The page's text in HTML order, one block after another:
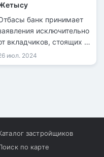
банк принимает
исключительно
вкладчиков, стоящих в
на социальное
июл. 2024
застройщиков
по карте